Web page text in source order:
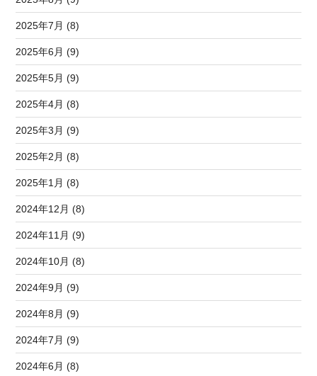
2025年7月 (8)
2025年6月 (9)
2025年5月 (9)
2025年4月 (8)
2025年3月 (9)
2025年2月 (8)
2025年1月 (8)
2024年12月 (8)
2024年11月 (9)
2024年10月 (8)
2024年9月 (9)
2024年8月 (9)
2024年7月 (9)
2024年6月 (8)